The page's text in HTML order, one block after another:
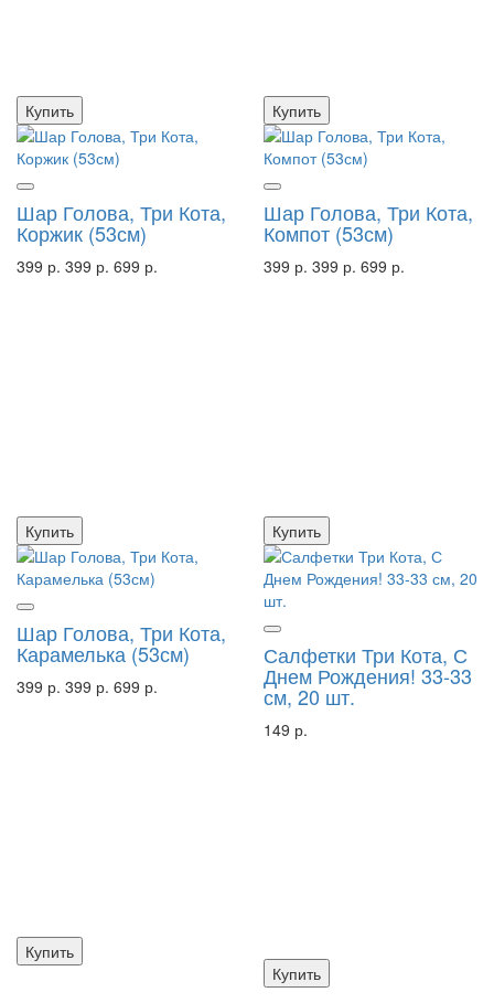
Купить Купить
Шар Голова, Три Кота,
Коржик (53см)
399 р. 399 р. 699 р.
Купить
Шар Голова, Три Кота,
Компот (53см)
399 р. 399 р. 699 р.
Купить
Шар Голова, Три Кота,
Карамелька (53см)
399 р. 399 р. 699 р.
Купить
Салфетки Три Кота, С
Днем Рождения! 33-33
см, 20 шт.
149 р.
Купить